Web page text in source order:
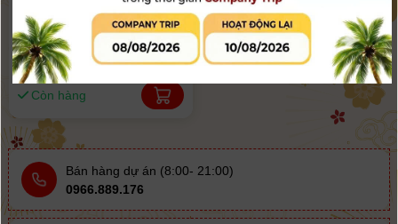
Gá gài GoPro cho Zhiyun
Smooth Q và Osmo Mobile
490.000đ 600.000đ
Còn hàng
Bán hàng dự án (8:00- 21:00)
0966.889.176